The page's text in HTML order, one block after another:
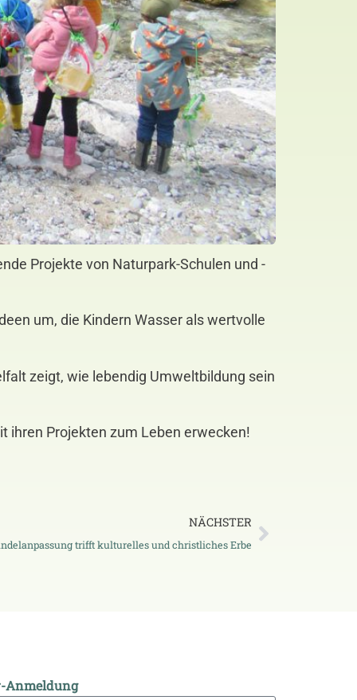
Projekte von Naturpark-Schulen und -
um, die Kindern Wasser als wertvolle
zeigt, wie lebendig Umweltbildung sein
ihren Projekten zum Leben erwecken!
NÄCHSTER
trifft kulturelles und christliches Erbe
Anmeldung